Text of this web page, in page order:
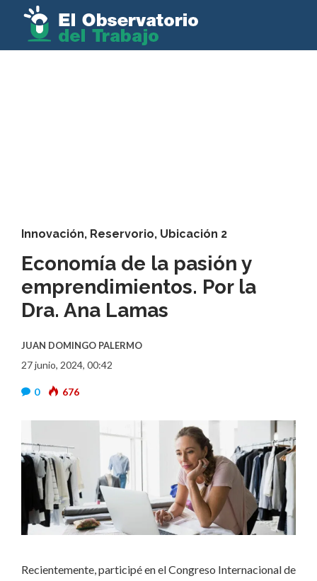
Innovación, Reservorio, Ubicación 2
Economía de la pasión y
emprendimientos. Por la
Dra. Ana Lamas
JUAN DOMINGO PALERMO
27 junio, 2024, 00:42
0 676
Recientemente, participé en el Congreso Internacional de